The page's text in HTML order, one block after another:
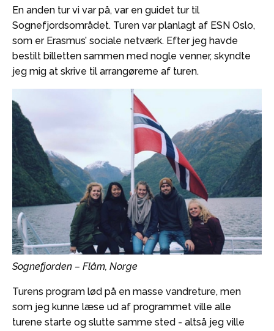
En anden tur vi var på, var en guidet tur til
Sognefjordsområdet. Turen var planlagt af ESN Oslo,
som er Erasmus’ sociale netværk. Efter jeg havde
bestilt billetten sammen med nogle venner, skyndte
jeg mig at skrive til arrangørerne af turen.
Sognefjorden – Flåm, Norge
Turens program lød på en masse vandreture, men
som jeg kunne læse ud af programmet ville alle
turene starte og slutte samme sted - altså jeg ville